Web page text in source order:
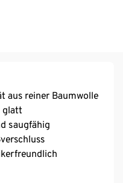
aus reiner Baumwolle
glatt
saugfähig